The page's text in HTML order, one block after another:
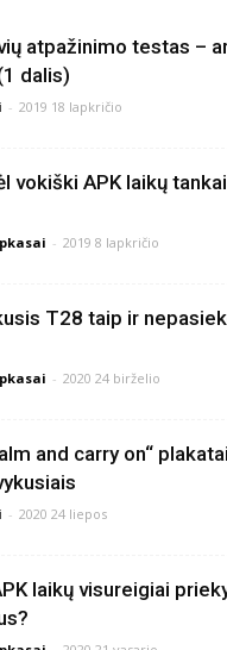
atpažinimo testas –
dalis)
- 2019 18 lapkričio
vokiški APK laikų
- 2019 8 lapkričio
T28 taip ir
- 2020 24 birželio
and carry on“
- 2020 24 liepos
laikų visureigiai